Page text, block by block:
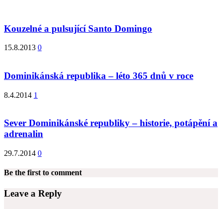
Kouzelné a pulsující Santo Domingo
15.8.2013 0
Dominikánská republika – léto 365 dnů v roce
8.4.2014 1
Sever Dominikánské republiky – historie, potápění a
adrenalin
29.7.2014 0
Be the first to comment
Leave a Reply